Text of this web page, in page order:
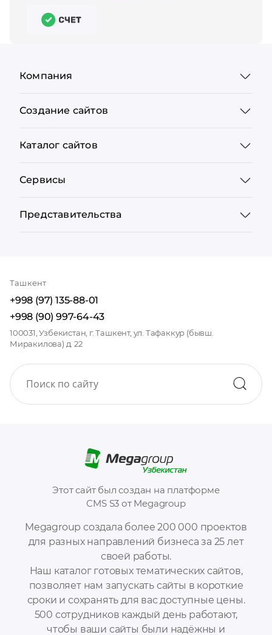
Megagroup создала более 200 000 проектов
для разных направлений бизнеса за 25 лет
своей работы.
Наш каталог готовых тематических сайтов,
позволяет нам запускать сайты в короткие
сроки и сохранять для вас доступные цены.
500 сотрудников каждый день работают,
чтобы ваши сайты были надёжны и
Этот сайт был создан на платформе
CMS S3 от Megagroup
Компания
Создание сайтов
Каталог сайтов
Сервисы
Представительства
Ташкент
+998 (97) 135-88-01
+998 (90) 997-64-43
100031, Узбекистан, г. Ташкент, ул. Тафаккур (бывш.
Миракилова) д. 22